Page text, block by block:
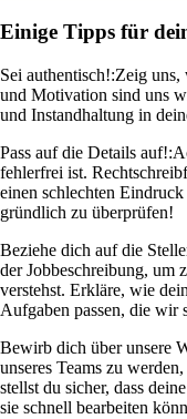
Einige Tipps für
Sei authentisch!:Zeig uns,
und Motivation sind uns
und Instandhaltung in
Pass auf die Details auf!:
fehlerfrei ist.
einen schlechten
gründlich zu überprüfen!
Beziehe dich auf die
der Jobbeschreibung, um
verstehst. Erkläre, wie
Aufgaben passen, die wir
Bewirb dich über unsere
unseres Teams zu
stellst du sicher, dass
sie schnell bearbeiten